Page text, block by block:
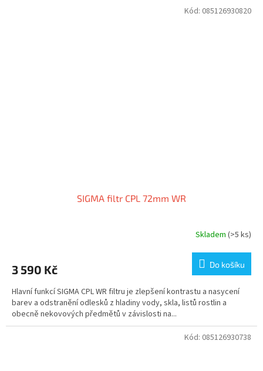
SIGMA filtr CPL 72mm WR
Skladem (>5 ks)
3 590 Kč Do košíku
Hlavní funkcí SIGMA CPL WR filtru je zlepšení kontrastu a nasycení
barev a odstranění odlesků z hladiny vody, skla, listů rostlin a
obecně nekovových předmětů v závislosti na...
Kód: 085126930820
Kód: 085126930738